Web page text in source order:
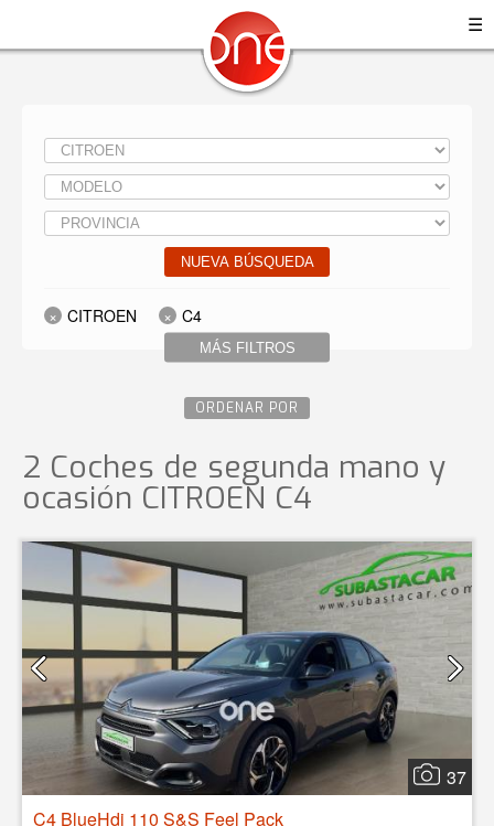
☰
NUEVA BÚSQUEDA
MÁS FILTROS
CITROEN C4
ORDENAR POR
2 Coches de segunda mano y
ocasión CITROEN C4
37
C4 BlueHdi 110 S&S Feel Pack